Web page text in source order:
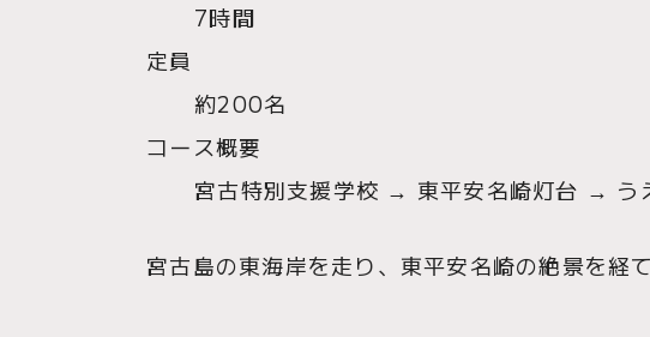
7時間
定員
約200名
コース概要
宮古特別支援学校 → 東平安名崎灯台 → う
宮古島の東海岸を走り、東平安名崎の絶景を経